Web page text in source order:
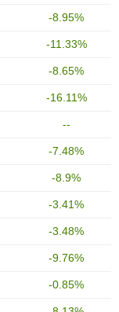
-8.95%
-11.33%
-8.65%
-16.11%
--
-7.48%
-8.9%
-3.41%
-3.48%
-9.76%
-0.85%